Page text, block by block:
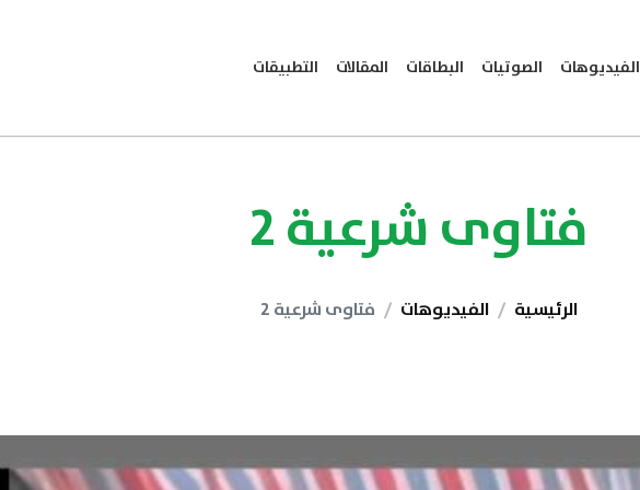
الفيديوهات الصوتيات البطاقات المقالات التطبيقات
فتاوى شرعية 2
الرئيسية الفيديوهات فتاوى شرعية 2